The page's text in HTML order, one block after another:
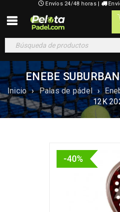
Envíos 24/48 horas |
ENEBE
Inicio › Palas de pádel ›
12K
-40%